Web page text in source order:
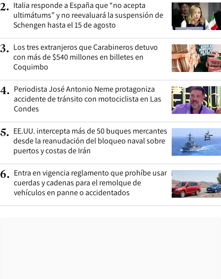
2. Italia responde a España que “no acepta
ultimátums” y no reevaluará la suspensión de
Schengen hasta el 15 de agosto
3. Los tres extranjeros que Carabineros detuvo
con más de $540 millones en billetes en
Coquimbo
4. Periodista José Antonio Neme protagoniza
accidente de tránsito con motociclista en Las
Condes
5. EE.UU. intercepta más de 50 buques mercantes
desde la reanudación del bloqueo naval sobre
puertos y costas de Irán
6. Entra en vigencia reglamento que prohíbe usar
cuerdas y cadenas para el remolque de
vehículos en panne o accidentados